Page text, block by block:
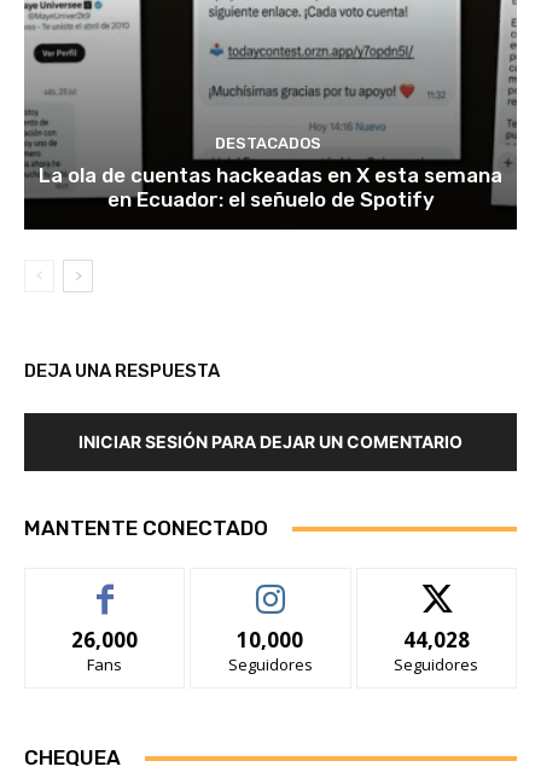
DESTACADOS
La ola de cuentas hackeadas en X esta semana
en Ecuador: el señuelo de Spotify
DEJA UNA RESPUESTA
INICIAR SESIÓN PARA DEJAR UN COMENTARIO
MANTENTE CONECTADO
26,000
Fans
10,000
Seguidores
44,028
Seguidores
CHEQUEA